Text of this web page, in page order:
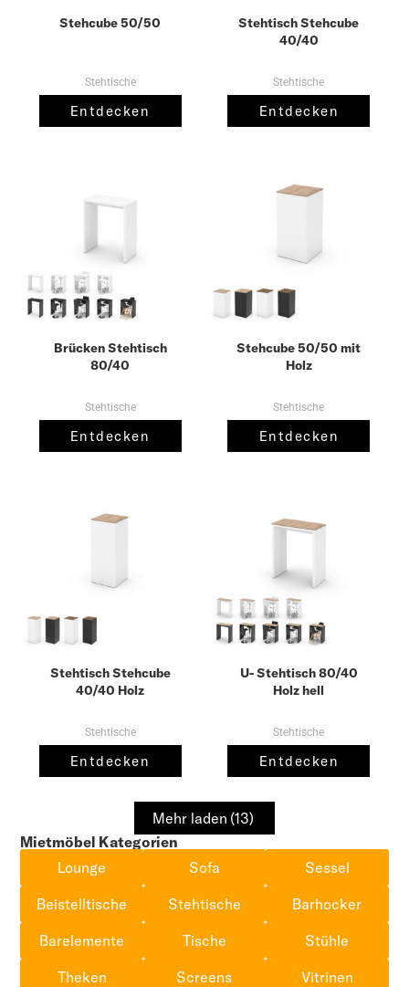
Stehcube 50/50
Stehtische
Entdecken
Stehtisch Stehcube
40/40
Stehtische
Entdecken
Brücken Stehtisch
80/40
Stehtische
Entdecken
Stehcube 50/50 mit
Holz
Stehtische
Entdecken
Stehtisch Stehcube
40/40 Holz
Stehtische
Entdecken
U- Stehtisch 80/40
Holz hell
Stehtische
Entdecken
Mehr laden (13)
Mietmöbel Kategorien
Lounge
Sofa
Sessel
Beistelltische
Stehtische
Barhocker
Barelemente
Tische
Stühle
Theken
Screens
Vitrinen